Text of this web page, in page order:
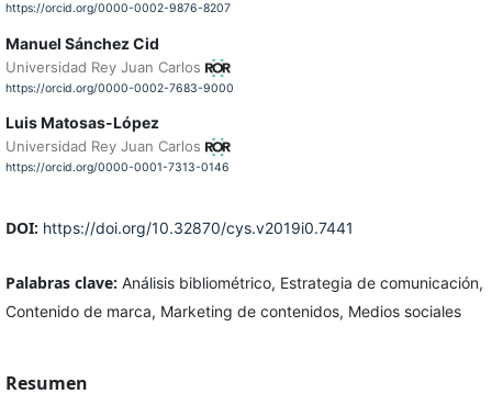
https://orcid.org/0000-0002-9876-8207
Manuel Sánchez Cid
Universidad Rey Juan Carlos
https://orcid.org/0000-0002-7683-9000
Luis Matosas-López
Universidad Rey Juan Carlos
https://orcid.org/0000-0001-7313-0146
DOI: https://doi.org/10.32870/cys.v2019i0.7441
Palabras clave: Análisis bibliométrico, Estrategia de comunicación,
Contenido de marca, Marketing de contenidos, Medios sociales
Resumen